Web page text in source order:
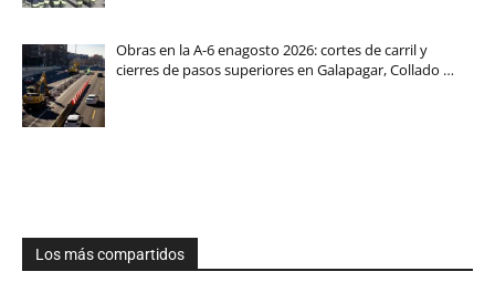
Obras en la A-6 enagosto 2026: cortes de carril y
cierres de pasos superiores en Galapagar, Collado …
Los más compartidos